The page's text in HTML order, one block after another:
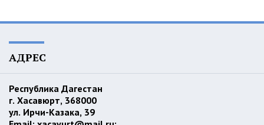
АДРЕС
Республика Дагестан
г. Хасавюрт, 368000
ул. Ирчи-Казака, 39